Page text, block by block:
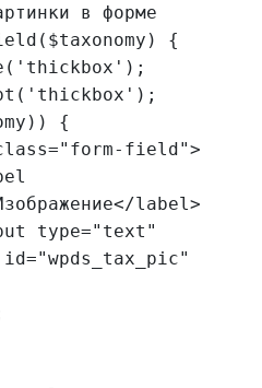
в форме
{
label>
id="wpds_tax_pic"